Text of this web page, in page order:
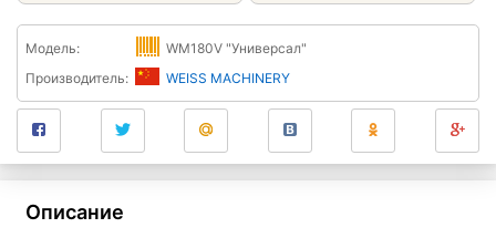
Модель:
WM180V "Универсал"
Производитель:
WEISS MACHINERY
Описание